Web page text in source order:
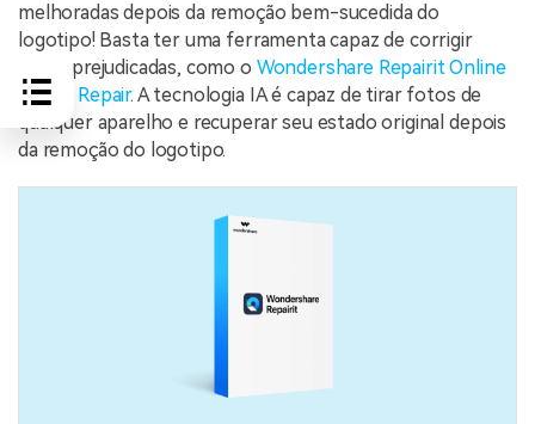
melhoradas depois da remoção bem-sucedida do
logotipo! Basta ter uma ferramenta capaz de corrigir
fotos prejudicadas, como o Wondershare Repairit Online
Photo Repair. A tecnologia IA é capaz de tirar fotos de
qualquer aparelho e recuperar seu estado original depois
da remoção do logotipo.